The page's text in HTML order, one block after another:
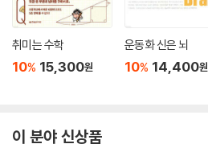
취미는 수학
10% 15,300원
운동화 신은 뇌
10% 14,400원
이 분야 신상품